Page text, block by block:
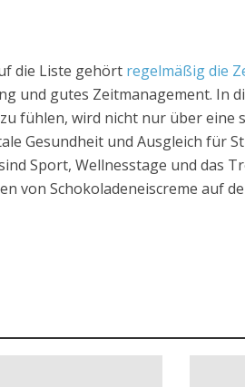
die Liste gehört regelmäßig die
und gutes Zeitmanagement. In
fühlen, wird nicht nur über eine
Gesundheit und Ausgleich für
Sport, Wellnesstage und das
von Schokoladeneiscreme auf